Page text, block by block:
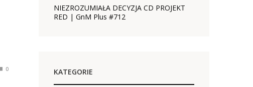
0
NIEZROZUMIAŁA DECYZJA CD PROJEKT
RED | GnM Plus #712
KATEGORIE